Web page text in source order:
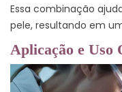
Essa combinação
pele, resultando em
Aplicação e Uso